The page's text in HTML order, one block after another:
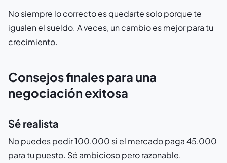
No siempre lo correcto es quedarte solo porque te
igualen el sueldo. A veces, un cambio es mejor para tu
crecimiento.
Consejos finales para una
negociación exitosa
Sé realista
No puedes pedir 100,000 si el mercado paga 45,000
para tu puesto. Sé ambicioso pero razonable.